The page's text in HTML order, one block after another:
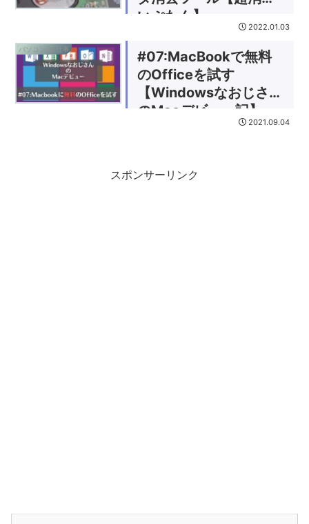
いぷたん】
2022.01.03
パソコン/お仕事
#07:MacBookで無料
のOfficeを試す
【Windowsなおじさん
のMacデビュー記】
2021.09.04
スポンサーリンク